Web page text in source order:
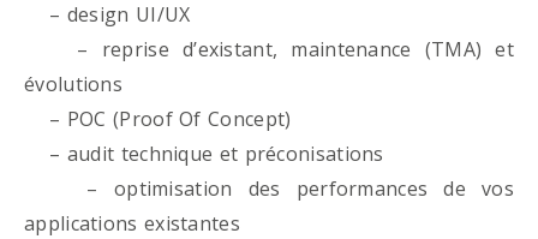
– design UI/UX
– reprise d’existant, maintenance (TMA) et
évolutions
– POC (Proof Of Concept)
– audit technique et préconisations
– optimisation des performances de vos
applications existantes